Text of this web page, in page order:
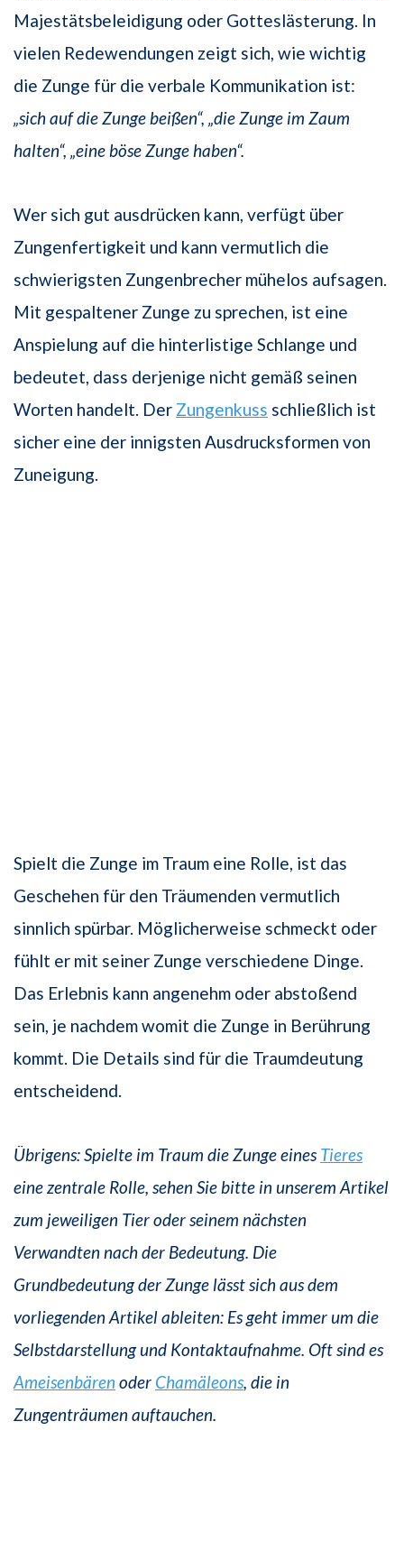
Majestätsbeleidigung oder Gotteslästerung. In
vielen Redewendungen zeigt sich, wie wichtig
die Zunge für die verbale Kommunikation ist:
„sich auf die Zunge beißen“, „die Zunge im Zaum
halten“, „eine böse Zunge haben“.
Wer sich gut ausdrücken kann, verfügt über
Zungenfertigkeit und kann vermutlich die
schwierigsten Zungenbrecher mühelos aufsagen.
Mit gespaltener Zunge zu sprechen, ist eine
Anspielung auf die hinterlistige Schlange und
bedeutet, dass derjenige nicht gemäß seinen
Worten handelt. Der Zungenkuss schließlich ist
sicher eine der innigsten Ausdrucksformen von
Zuneigung.
Spielt die Zunge im Traum eine Rolle, ist das
Geschehen für den Träumenden vermutlich
sinnlich spürbar. Möglicherweise schmeckt oder
fühlt er mit seiner Zunge verschiedene Dinge.
Das Erlebnis kann angenehm oder abstoßend
sein, je nachdem womit die Zunge in Berührung
kommt. Die Details sind für die Traumdeutung
entscheidend.
Übrigens: Spielte im Traum die Zunge einesTieres
eine zentrale Rolle, sehen Sie bitte in unserem Artikel
zum jeweiligen Tier oder seinem nächsten
Verwandten nach der Bedeutung. Die
Grundbedeutung der Zunge lässt sich aus dem
vorliegenden Artikel ableiten: Es geht immer um die
Selbstdarstellung und Kontaktaufnahme. Oft sind es
Ameisenbären oder Chamäleons, die in
Zungenträumen auftauchen.